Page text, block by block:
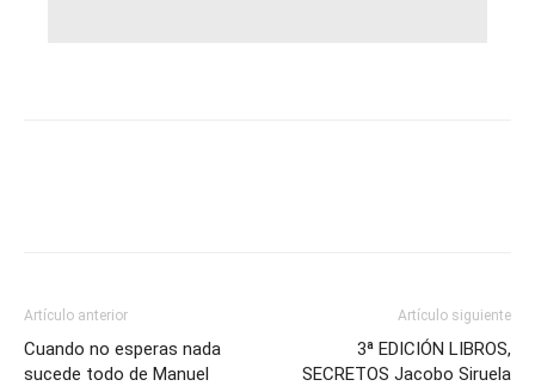
Artículo anterior
Cuando no esperas nada
sucede todo de Manuel
Artículo siguiente
3ª EDICIÓN LIBROS,
SECRETOS Jacobo Siruela